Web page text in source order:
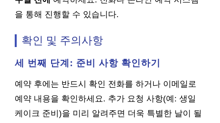
을 통해 진행할 수 있습니다.
확인 및 주의사항
세 번째 단계: 준비 사항 확인하기
예약 후에는 반드시 확인 전화를 하거나 이메일로
예약 내용을 확인하세요. 추가 요청 사항(예: 생일
케이크 준비)을 미리 알려주면 더욱 특별한 날이 될